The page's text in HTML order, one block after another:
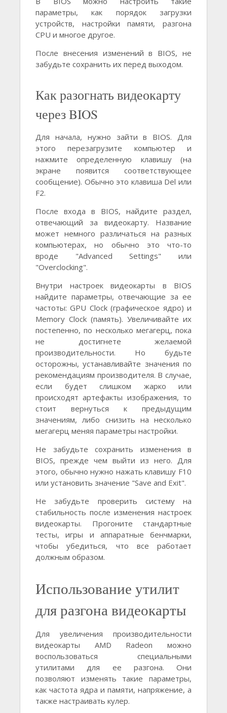
параметры, как порядок загрузки
устройств, настройки памяти, разгона
CPU и многое другое.
После внесения изменений в BIOS, не
забудьте сохранить их перед выходом.
Как разогнать видеокарту
через BIOS
Для начала, нужно зайти в BIOS. Для
этого перезагрузите компьютер и
нажмите определенную клавишу (на
экране появится соответствующее
сообщение). Обычно это клавиша Del или
F2.
После входа в BIOS, найдите раздел,
отвечающий за видеокарту. Название
может немного различаться на разных
компьютерах, но обычно это что-то
вроде "Advanced Settings" или
"Overclocking".
Внутри настроек видеокарты в BIOS
найдите параметры, отвечающие за ее
частоты: GPU Clock (графическое ядро) и
Memory Clock (память). Увеличивайте их
постепенно, по несколько мегагерц, пока
не достигнете желаемой
производительности. Но будьте
осторожны, устанавливайте значения по
рекомендациям производителя. В случае,
если будет слишком жарко или
происходят артефакты изображения, то
стоит вернуться к предыдущим
значениям, либо снизить на несколько
мегагерц меняя параметры настройки.
Не забудьте сохранить изменения в
BIOS, прежде чем выйти из него. Для
этого, обычно нужно нажать клавишу F10
или установить значение "Save and Exit".
Не забудьте проверить систему на
стабильность после изменения настроек
видеокарты. Прогоните стандартные
тесты, игры и аппаратные бенчмарки,
чтобы убедиться, что все работает
должным образом.
Использование утилит
для разгона видеокарты
Для увеличения производительности
видеокарты AMD Radeon можно
воспользоваться специальными
утилитами для ее разгона. Они
позволяют изменять такие параметры,
как частота ядра и памяти, напряжение, а
также настраивать кулер.